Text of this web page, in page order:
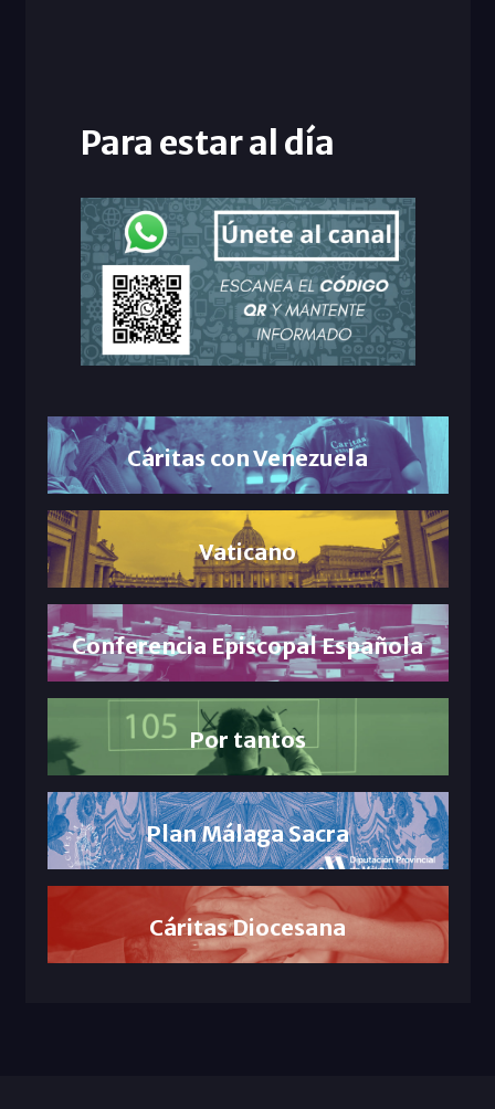
Para estar al día
Cáritas con Venezuela
Vaticano
Conferencia Episcopal Española
Por tantos
Plan Málaga Sacra
Cáritas Diocesana